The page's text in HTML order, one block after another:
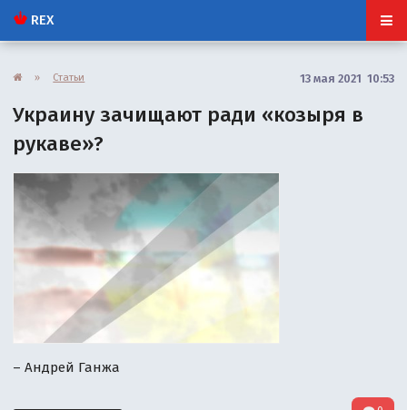
REX
» Статьи 13 мая 2021 10:53
Украину зачищают ради «козыря в
рукаве»?
– Андрей Ганжа